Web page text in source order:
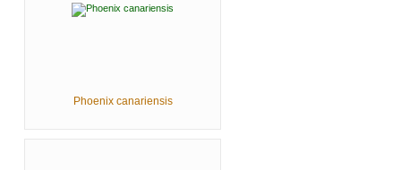
Phoenix canariensis